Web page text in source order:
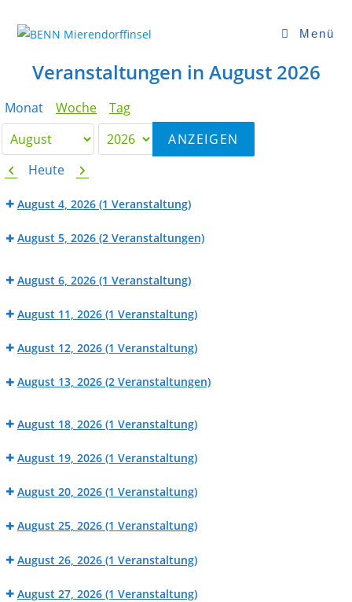
Inhalt
Menü
Veranstaltungen in August 2026
Monat Woche Tag
Monat
Jahr
Zurück
Heute Weiter
August 4, 2026 (1 Veranstaltung)
Werk_Raum:
August 5, 2026 (2 Veranstaltungen)
am
Ufer
August 6, 2026 (1 Veranstaltung)
Werk_Raum:
August 11, 2026 (1 Veranstaltung)
Werk_Raum:
August 12, 2026 (1 Veranstaltung)
August 13, 2026 (2 Veranstaltungen)
Sommerfest
der
Werk_Raum:
August 18, 2026 (1 Veranstaltung)
Werk_Raum:
August 19, 2026 (1 Veranstaltung)
August 20, 2026 (1 Veranstaltung)
Werk_Raum:
August 25, 2026 (1 Veranstaltung)
Werk_Raum:
August 26, 2026 (1 Veranstaltung)
August 27, 2026 (1 Veranstaltung)